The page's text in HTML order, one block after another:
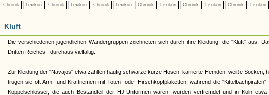
Chronik Lexikon Chronik Lexikon Chronik Lexikon Chronik Lexikon Chronik Lexikon Chronik Lexikon
Kluft
Die verschiedenen jugendlichen Wandergruppen zeichneten sich durch ihre Kleidung, die "Kluft" aus.
Dritten Reiches - durchaus vielfältig:
Zur Kleidung der "Navajos" etwa zählten häufig schwarze kurze Hosen, karrierte Hemden, weiße Socken,
trugen sie oft Arm- und Kraftriemen mit Toten- oder Hirschkopfplaketten, während die
Koppelschlösser, die auch Bestandteil der HJ-Uniformen waren, wurden verfremdet und in Köln